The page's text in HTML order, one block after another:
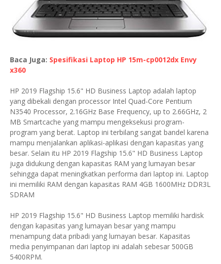
Baca Juga: Spesifikasi Laptop HP 15m-cp0012dx Envy
x360
HP 2019 Flagship 15.6" HD Business Laptop adalah laptop
yang dibekali dengan processor Intel Quad-Core Pentium
N3540 Processor, 2.16GHz Base Frequency, up to 2.66GHz, 2
MB Smartcache yang mampu mengeksekusi program-
program yang berat. Laptop ini terbilang sangat bandel karena
mampu menjalankan aplikasi-aplikasi dengan kapasitas yang
besar. Selain itu HP 2019 Flagship 15.6" HD Business Laptop
juga didukung dengan kapasitas RAM yang lumayan besar
sehingga dapat meningkatkan performa dari laptop ini. Laptop
ini memiliki RAM dengan kapasitas RAM 4GB 1600MHz DDR3L
SDRAM
HP 2019 Flagship 15.6" HD Business Laptop memiliki hardisk
dengan kapasitas yang lumayan besar yang mampu
menampung data pribadi yang lumayan besar. Kapasitas
media penyimpanan dari laptop ini adalah sebesar 500GB
5400RPM.